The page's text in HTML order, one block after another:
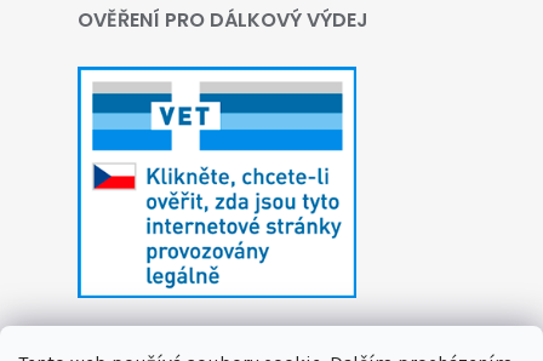
OVĚŘENÍ PRO DÁLKOVÝ VÝDEJ